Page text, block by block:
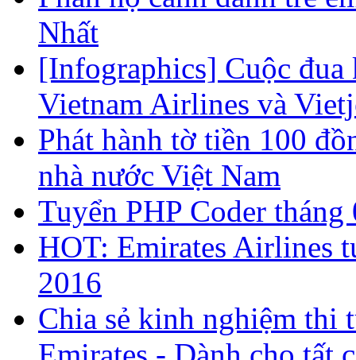
Nhất
[Infographics] Cuộc
Vietnam Airlines và
Phát hành tờ tiền 100
nhà nước Việt Nam
Tuyển PHP Coder tháng
HOT: Emirates Airlines
2016
Chia sẻ kinh nghiệm thi